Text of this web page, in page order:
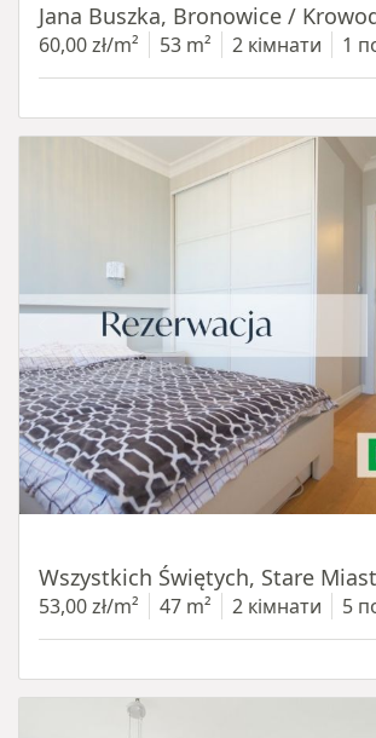
Jana Buszka, Bronowice /
60,00 zł/m² 53 m² 2 кімнати 1
Wszystkich Świętych, Stare
53,00 zł/m² 47 m² 2 кімнати 5